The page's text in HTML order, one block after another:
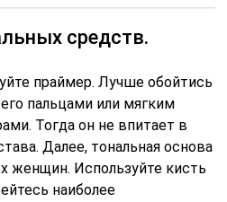
средств.
праймер. Лучше обойтись
пальцами или мягким
Тогда он не впитает в
Далее, тональная основа
женщин. Используйте кисть
наиболее